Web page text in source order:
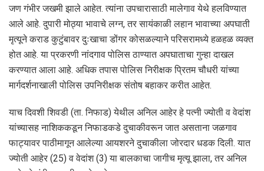
जण गंभीर जखमी झाले आहेत. त्यांना उपचारासाठी मालेगाव येथे हलविण्यात
आले आहे. दुपारी मोठ्या भावाचे लग्न, तर सायंकाळी लहान भावाच्या अपघाती
मृत्यूने कराड कुटुंबावर दुःखाचा डोंगर कोसळल्याने परिसरामध्ये हळहळ व्यक्त
होत आहे. या प्रकरणी नांदगाव पोलिस ठाण्यात अपघाताचा गुन्हा दाखल
करण्यात आला आहे. अधिक तपास पोलिस निरीक्षक प्रितम चौधरी यांच्या
मार्गदर्शनाखाली पोलिस उपनिरीक्षक संतोष बहाकर करीत आहेत.
याच दिवशी शिवडी (ता. निफाड) येथील अनिल आहेर हे पत्नी ज्योती व वेदांश
यांच्यासह नाशिककडून निफाडकडे दुचाकीवरून जात असताना जळगाव
फाट्यावर पाठीमागून आलेल्या आयशरने दुचाकीला जोरदार धडक दिली. यात
ज्योती आहेर (25) व वेदांश (3) या बालकाचा जागीच मृत्यू झाला, तर अनिल